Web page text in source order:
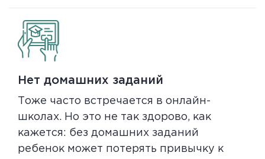
Нет домашних заданий
Тоже часто встречается в онлайн-
школах. Но это не так здорово, как
кажется: без домашних заданий
ребенок может потерять привычку к